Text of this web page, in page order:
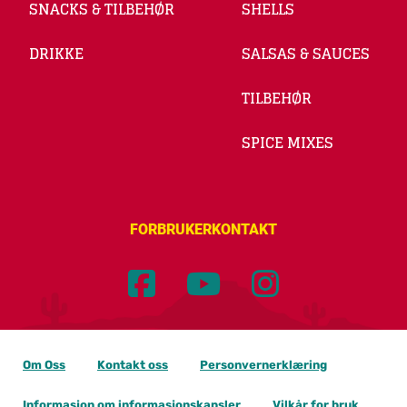
SNACKS & TILBEHØR
DRIKKE
SHELLS
SALSAS & SAUCES
TILBEHØR
SPICE MIXES
FORBRUKERKONTAKT
Om Oss Kontakt oss Personvernerklæring